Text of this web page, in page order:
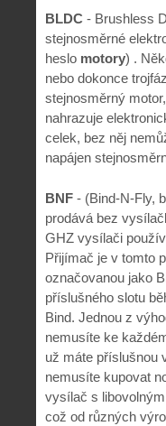
BLDC - Brushless
stejnosměrné
heslo motory) .
nebo dokonce
stejnosměrný
nahrazuje
celek, bez něj
napájen
BNF - (Bind-N-Fly,
prodává bez
GHZ vysílači
Přijímač je v tomto
označovanou jako
příslušného slotu
Bind. Jednou z
nemusíte ke
už máte příslušnou
nemusíte kupovat
vysílač s
což od různých